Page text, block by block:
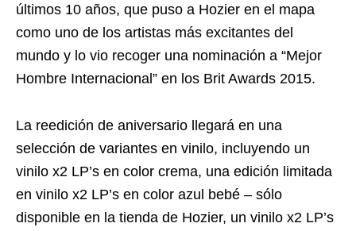
últimos 10 años, que puso a Hozier en el mapa
como uno de los artistas más excitantes del
mundo y lo vio recoger una nominación a “Mejor
Hombre Internacional” en los Brit Awards 2015.
La reedición de aniversario llegará en una
selección de variantes en vinilo, incluyendo un
vinilo x2 LP’s en color crema, una edición limitada
en vinilo x2 LP’s en color azul bebé – sólo
disponible en la tienda de Hozier, un vinilo x2 LP’s